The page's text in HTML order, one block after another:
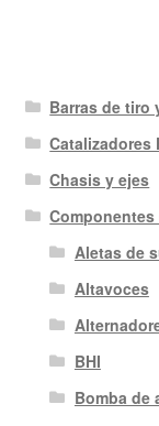
Barras de tiro
Catalizadores
Chasis y ejes
Aletas de
Altavoces
BHI
Bomba de